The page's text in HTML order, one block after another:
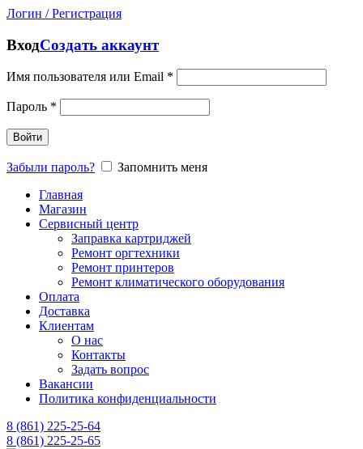
Логин / Регистрация
ВходСоздать аккаунт
Имя пользователя или Email *
Пароль *
Войти
Забыли пароль?
Запомнить меня
Главная
Магазин
Сервисный центр
Заправка картриджей
Ремонт оргтехники
Ремонт принтеров
Ремонт климатического оборудования
Оплата
Доставка
Клиентам
О нас
Контакты
Задать вопрос
Вакансии
Политика конфиденциальности
8 (861) 225-25-64
8 (861) 225-25-65